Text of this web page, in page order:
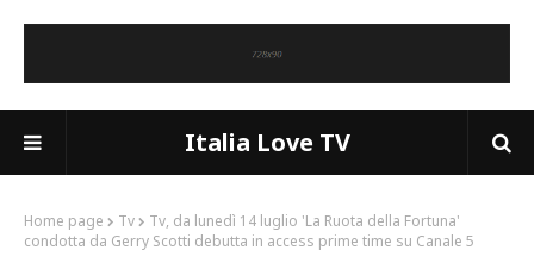
Italia Love TV
Home page Tv
Tv, da lunedì 14 luglio 'La Ruota della Fortuna'
condotta da Gerry Scotti debutta in access prime time su Canale 5